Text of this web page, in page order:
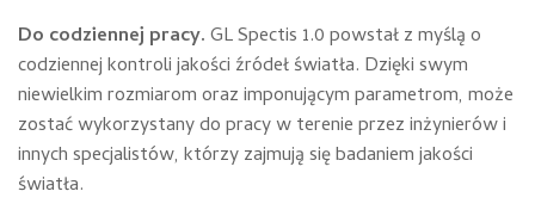
Do codziennej pracy.GL Spectis 1.0 powstał z myślą o
codziennej kontroli jakości źródeł światła. Dzięki swym
niewielkim rozmiarom oraz imponującym parametrom, może
zostać wykorzystany do pracy w terenie przez inżynierów i
innych specjalistów, którzy zajmują się badaniem jakości
światła.